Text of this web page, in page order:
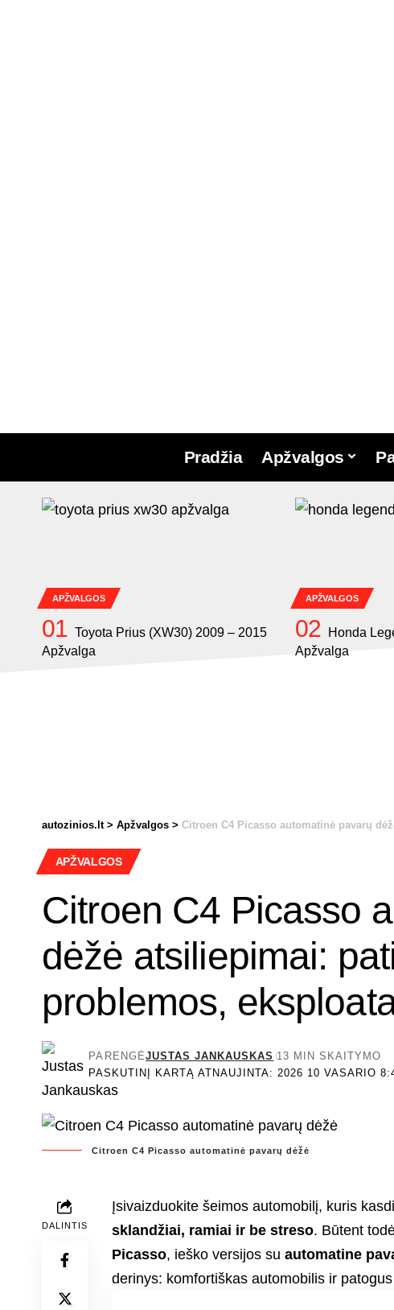
Pradžia Apžvalgos
APŽVALGOS
Toyota Prius (XW30) 2009 – 2015
Apžvalga
APŽVALGOS
Honda
Apžvalga
autozinios.lt> Apžvalgos > Citroen C4 Picasso automatinė pavarų
APŽVALGOS
Citroen C4 Picasso
dėžė atsiliepimai:
problemos,
PASKUTINĮ KARTĄ ATNAUJINTA: 2026 10 VASARIO
PARENGĖJUSTAS JANKAUSKAS 13 MIN SKAITYMO
Citroen C4 Picasso automatinė pavarų dėžė
DALINTIS
Įsivaizduokite šeimos automobilį, kuris
sklandžiai, ramiai ir be streso. Būtent
Picasso, ieško versijos suautomatine
derinys: komfortiškas automobilis ir